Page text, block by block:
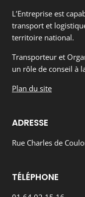
L’Entreprise est
transport et
territoire national.
Transporteur et
un rôle de conseil à
Plan du site
ADRESSE
Rue Charles de
TÉLÉPHONE